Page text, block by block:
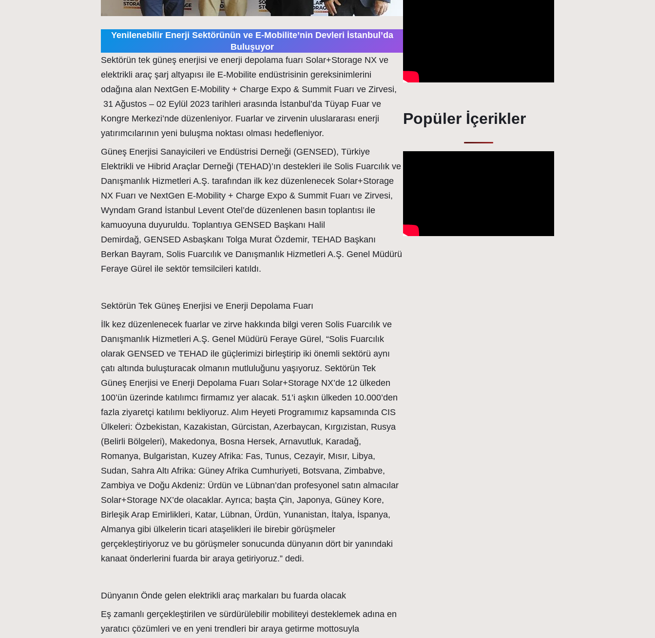
Yenilenebilir Enerji Sektörünün ve E-Mobilite’nin Devleri İstanbul’da
Buluşuyor
Sektörün tek güneş enerjisi ve enerji depolama fuarı Solar+Storage NX ve
elektrikli araç şarj altyapısı ile E-Mobilite endüstrisinin gereksinimlerini
odağına alan NextGen E-Mobility + Charge Expo & Summit Fuarı ve Zirvesi,
31 Ağustos – 02 Eylül 2023 tarihleri arasında İstanbul’da Tüyap Fuar ve
Kongre Merkezi’nde düzenleniyor. Fuarlar ve zirvenin uluslararası enerji
yatırımcılarının yeni buluşma noktası olması hedefleniyor.
Güneş Enerjisi Sanayicileri ve Endüstrisi Derneği (GENSED), Türkiye
Elektrikli ve Hibrid Araçlar Derneği (TEHAD)’ın destekleri ile Solis Fuarcılık ve
Danışmanlık Hizmetleri A.Ş. tarafından ilk kez düzenlenecek Solar+Storage
NX Fuarı ve NextGen E-Mobility + Charge Expo & Summit Fuarı ve Zirvesi,
Wyndam Grand İstanbul Levent Otel’de düzenlenen basın toplantısı ile
kamuoyuna duyuruldu. Toplantıya GENSED Başkanı Halil
Demirdağ, GENSED Asbaşkanı Tolga Murat Özdemir, TEHAD Başkanı
Berkan Bayram, Solis Fuarcılık ve Danışmanlık Hizmetleri A.Ş. Genel Müdürü
Feraye Gürel ile sektör temsilcileri katıldı.
Sektörün Tek Güneş Enerjisi ve Enerji Depolama Fuarı
İlk kez düzenlenecek fuarlar ve zirve hakkında bilgi veren Solis Fuarcılık ve
Danışmanlık Hizmetleri A.Ş. Genel Müdürü Feraye Gürel, “Solis Fuarcılık
olarak GENSED ve TEHAD ile güçlerimizi birleştirip iki önemli sektörü aynı
çatı altında buluşturacak olmanın mutluluğunu yaşıyoruz. Sektörün Tek
Güneş Enerjisi ve Enerji Depolama Fuarı Solar+Storage NX’de 12 ülkeden
100’ün üzerinde katılımcı firmamız yer alacak. 51’i aşkın ülkeden 10.000’den
fazla ziyaretçi katılımı bekliyoruz. Alım Heyeti Programımız kapsamında CIS
Ülkeleri: Özbekistan, Kazakistan, Gürcistan, Azerbaycan, Kırgızistan, Rusya
(Belirli Bölgeleri), Makedonya, Bosna Hersek, Arnavutluk, Karadağ,
Romanya, Bulgaristan, Kuzey Afrika: Fas, Tunus, Cezayir, Mısır, Libya,
Sudan, Sahra Altı Afrika: Güney Afrika Cumhuriyeti, Botsvana, Zimbabve,
Zambiya ve Doğu Akdeniz: Ürdün ve Lübnan’dan profesyonel satın almacılar
Solar+Storage NX’de olacaklar. Ayrıca; başta Çin, Japonya, Güney Kore,
Birleşik Arap Emirlikleri, Katar, Lübnan, Ürdün, Yunanistan, İtalya, İspanya,
Almanya gibi ülkelerin ticari ataşelikleri ile birebir görüşmeler
gerçekleştiriyoruz ve bu görüşmeler sonucunda dünyanın dört bir yanındaki
kanaat önderlerini fuarda bir araya getiriyoruz.” dedi.
Dünyanın Önde gelen elektrikli araç markaları bu fuarda olacak
Eş zamanlı gerçekleştirilen ve sürdürülebilir mobiliteyi desteklemek adına en
yaratıcı çözümleri ve en yeni trendleri bir araya getirme mottosuyla
Popüler İçerikler